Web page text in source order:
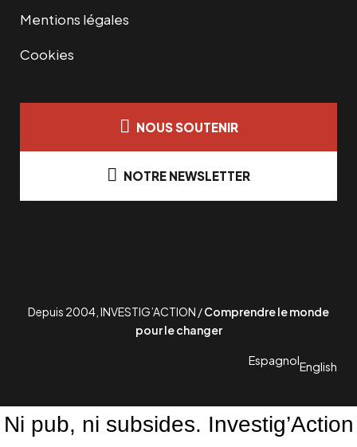
Mentions légales
Cookies
NOUS SOUTENIR
NOTRE NEWSLETTER
Depuis 2004, INVESTIG’ACTION /Comprendre le monde
pour le changer
EspagnolEnglish
Ni pub, ni subsides. Investig’Action